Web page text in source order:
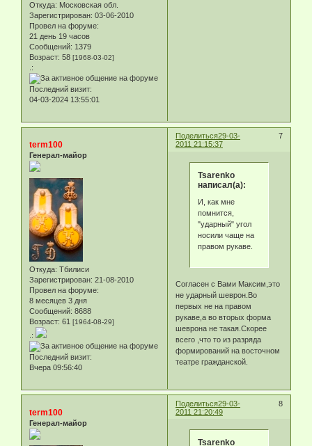
Откуда: Московская обл.
Зарегистрирован: 03-06-2010
Провел на форуме:
21 день 19 часов
Сообщений: 1379
Возраст: 58 [1968-03-02]
.:
Последний визит:
04-03-2024 13:55:01
Поделиться 7
29-03-
2011 21:15:37
term100
Генерал-майор
Откуда: Тбилиси
Зарегистрирован: 21-08-2010
Провел на форуме:
8 месяцев 3 дня
Сообщений: 8688
Возраст: 61 [1964-08-29]
.:
Последний визит:
Вчера 09:56:40
Tsarenko
написал(а):
И, как мне
помнится,
"ударный" угол
носили чаще на
правом рукаве.
Согласен с Вами Максим,это
не ударный шеврон.Во
первых не на правом
рукаве,а во вторых форма
шеврона не такая.Скорее
всего ,что то из разряда
формирований на восточном
театре гражданской.
Поделиться 8
29-03-
2011 21:20:49
term100
Генерал-майор
Tsarenko